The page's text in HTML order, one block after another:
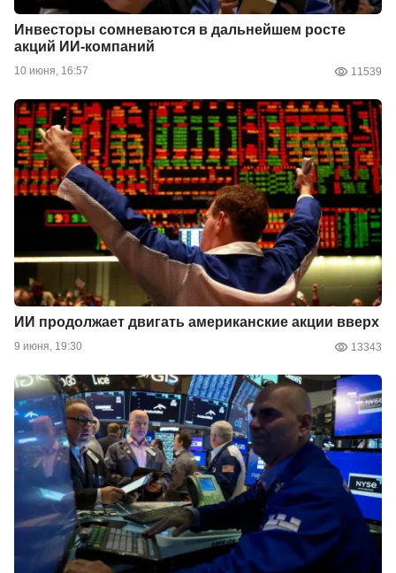
Инвесторы сомневаются в дальнейшем росте
акций ИИ-компаний
10 июня, 16:57 11539
ИИ продолжает двигать американские акции вверх
9 июня, 19:30 13343